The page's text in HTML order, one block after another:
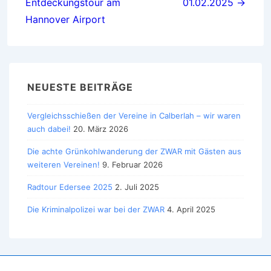
Hannover Airport
NEUESTE BEITRÄGE
Vergleichsschießen der Vereine in Calberlah – wir waren
auch dabei! 20. März 2026
Die achte Grünkohlwanderung der ZWAR mit Gästen aus
weiteren Vereinen! 9. Februar 2026
Radtour Edersee 2025 2. Juli 2025
Die Kriminalpolizei war bei der ZWAR 4. April 2025